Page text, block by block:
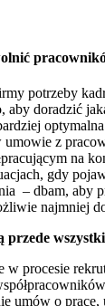
potrzeby
aby doradzić
umowie z
na
gdy
– dbam, aby
najmniej
przede
w procesie
umów o pracę,